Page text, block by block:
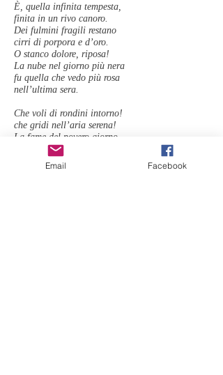
È, quella infinita tempesta,
finita in un rivo canoro.
Dei fulmini fragili restano
cirri di porpora e d’oro.
O stanco dolore, riposa!
La nube nel giorno più nera
fu quella che vedo più rosa
nell’ultima sera.
Che voli di rondini intorno!
che gridi nell’aria serena!
La fame del povero giorno
prolunga la garrula cena.
La parte, sì piccola, i nidi
nel giorno non l’ebbero intera.
Email Facebook